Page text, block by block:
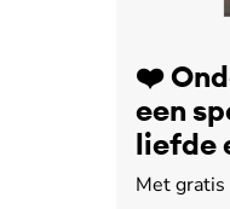
❤️
een
liefde
Met